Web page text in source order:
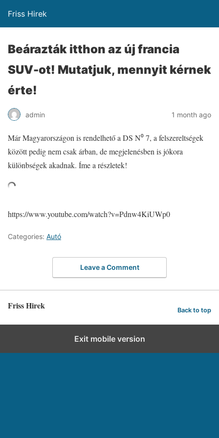
Friss Hirek
Beárazták itthon az új francia
SUV-ot! Mutatjuk, mennyit kérnek
érte!
admin 1 month ago
Már Magyarországon is rendelhető a DS N⁰ 7, a felszereltségek
között pedig nem csak árban, de megjelenésben is jókora
különbségek akadnak. Íme a részletek!
https://www.youtube.com/watch?v=Pdnw4KiUWp0
Categories: Autó
Leave a Comment
Friss Hirek Back to top
Exit mobile version